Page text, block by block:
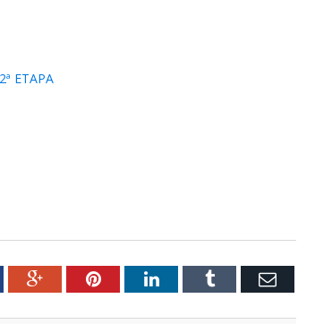
ETAPA
Google+PinterestLinkedInTumblr Email